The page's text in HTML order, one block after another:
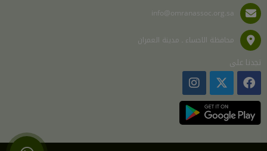
info@omranassoc.org.sa
محافظة الاحساء ـ مدينة العمران
تجدنا على